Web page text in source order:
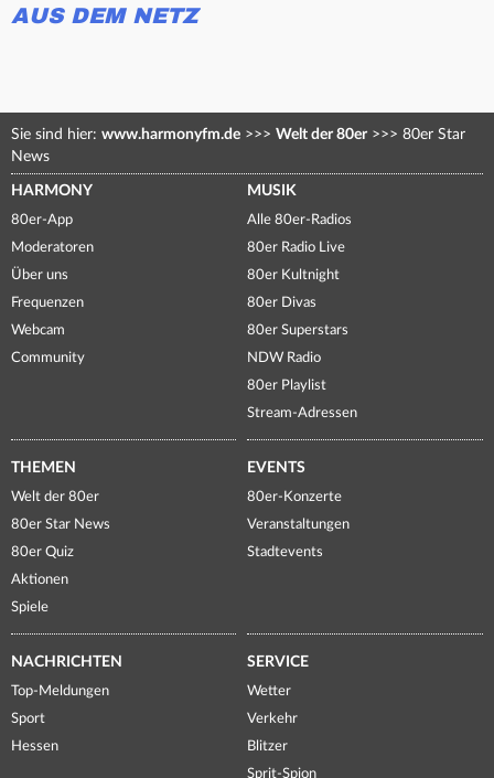
AUS DEM NETZ
Sie sind hier: www.harmonyfm.de >>> Welt der 80er >>> 80er Star
News
HARMONY
80er-App
Moderatoren
Über uns
Frequenzen
Webcam
Community
MUSIK
Alle 80er-Radios
80er Radio Live
80er Kultnight
80er Divas
80er Superstars
NDW Radio
80er Playlist
Stream-Adressen
THEMEN
Welt der 80er
80er Star News
80er Quiz
Aktionen
Spiele
EVENTS
80er-Konzerte
Veranstaltungen
Stadtevents
NACHRICHTEN
Top-Meldungen
Sport
Hessen
SERVICE
Wetter
Verkehr
Blitzer
Sprit-Spion